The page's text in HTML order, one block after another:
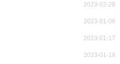
2023-02-28
2023-01-06
2023-01-17
2023-01-18